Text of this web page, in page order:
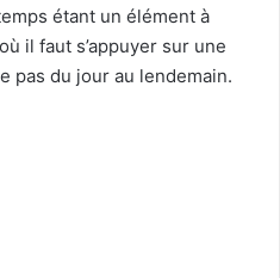
étant un élément à
il faut s’appuyer sur une
pas du jour au lendemain.